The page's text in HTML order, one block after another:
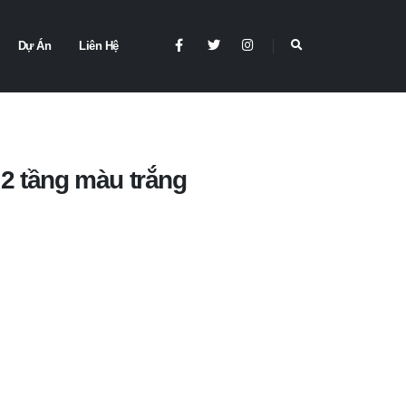
Dự Án Liên Hệ
tầng màu trắng